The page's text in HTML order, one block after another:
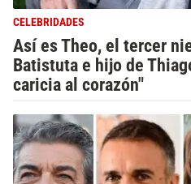
CELEBRIDADES
Así es Theo, el tercer
Batistuta e hijo de
caricia al corazón"